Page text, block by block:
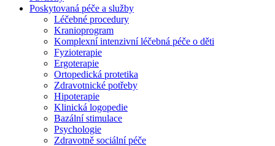
Poskytovaná péče a služby
Léčebné procedury
Kranioprogram
Komplexní intenzivní léčebná péče o děti
Fyzioterapie
Ergoterapie
Ortopedická protetika
Zdravotnické potřeby
Hipoterapie
Klinická logopedie
Bazální stimulace
Psychologie
Zdravotně sociální péče